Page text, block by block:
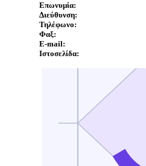
Επωνυμία:
Διεύθυνση:
Τηλέφωνο:
Φαξ:
E-mail:
Ιστοσελίδα: